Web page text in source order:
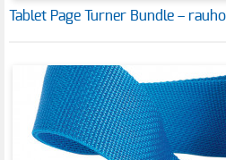
Tablet Page Turner Bundle –